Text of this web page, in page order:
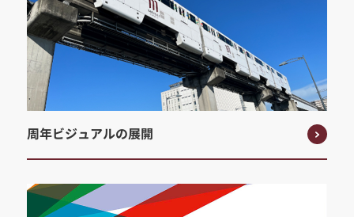
周年ビジュアルの展開